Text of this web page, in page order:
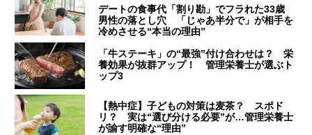
デートの食事代「割り勘」でフラれた33歳
男性の落とし穴 「じゃあ半分で」が相手を
冷めさせる“本当の理由”
「牛ステーキ」の“最強”付け合わせは？ 栄
養効果が抜群アップ！ 管理栄養士が選ぶト
ップ3
【熱中症】子どもの対策は麦茶？ スポド
リ？ 実は“選び分ける必要”が…管理栄養士
が諭す明確な“理由”